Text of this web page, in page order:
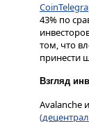
43% по
том, что
принести
Взгляд
Avalanche